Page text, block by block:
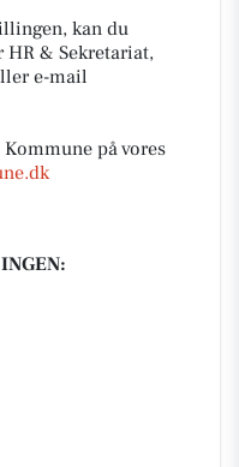
kan du
HR & Sekretariat,
e-mail
på vores